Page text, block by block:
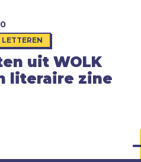
uit WOLK
literaire zine
LETTEREN